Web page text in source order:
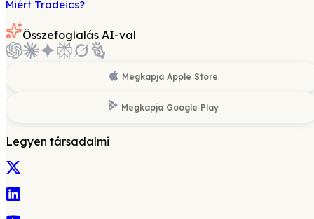
Miért Tradeics?
Összefoglalás AI-val
Megkapja Apple Store
Megkapja Google Play
Legyen társadalmi